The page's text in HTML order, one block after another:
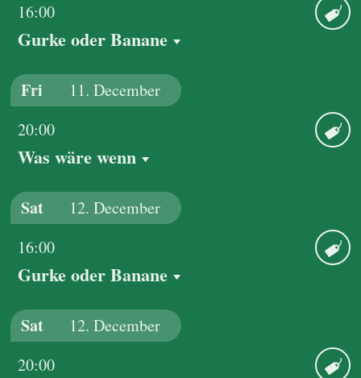
16:00
Gurke oder Banane
Fri 11. December
20:00
Was wäre wenn
Sat 12. December
16:00
Gurke oder Banane
Sat 12. December
20:00